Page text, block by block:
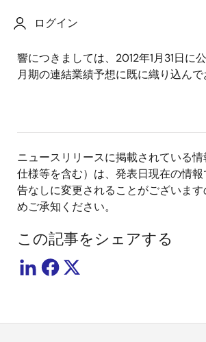
ログイン
響につきましては、2012年1月31日に
月期の連結業績予想に既に織り込んで
ニュースリリースに掲載されている情
仕様等を含む）は、発表日現在の情
告なしに変更されることがございま
めご承知ください。
この記事をシェアする